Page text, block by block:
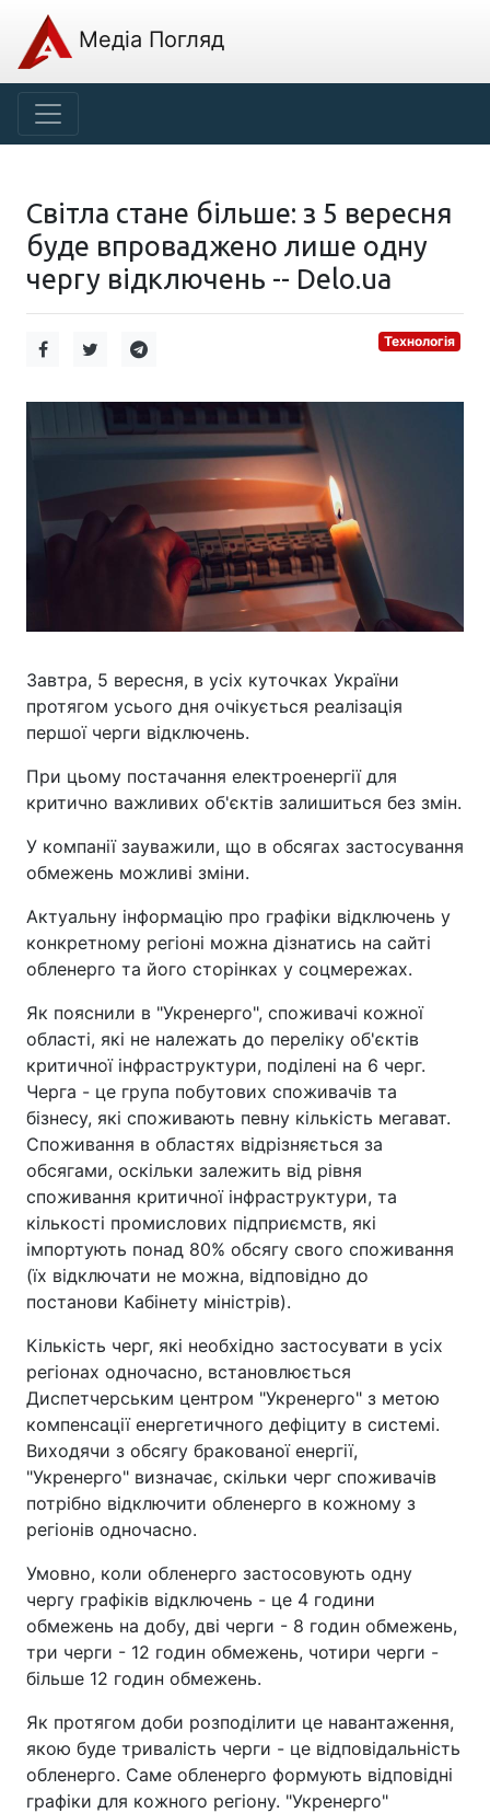
Медіа Погляд
Світла стане більше: з 5 вересня
буде впроваджено лише одну
чергу відключень -- Delo.ua
Технологія
Завтра, 5 вересня, в усіх куточках України
протягом усього дня очікується реалізація
першої черги відключень.
При цьому постачання електроенергії для
критично важливих об'єктів залишиться без змін.
У компанії зауважили, що в обсягах застосування
обмежень можливі зміни.
Актуальну інформацію про графіки відключень у
конкретному регіоні можна дізнатись на сайті
обленерго та його сторінках у соцмережах.
Як пояснили в "Укренерго", споживачі кожної
області, які не належать до переліку об'єктів
критичної інфраструктури, поділені на 6 черг.
Черга - це група побутових споживачів та
бізнесу, які споживають певну кількість мегават.
Споживання в областях відрізняється за
обсягами, оскільки залежить від рівня
споживання критичної інфраструктури, та
кількості промислових підприємств, які
імпортують понад 80% обсягу свого споживання
(їх відключати не можна, відповідно до
постанови Кабінету міністрів).
Кількість черг, які необхідно застосувати в усіх
регіонах одночасно, встановлюється
Диспетчерським центром "Укренерго" з метою
компенсації енергетичного дефіциту в системі.
Виходячи з обсягу бракованої енергії,
"Укренерго" визначає, скільки черг споживачів
потрібно відключити обленерго в кожному з
регіонів одночасно.
Умовно, коли обленерго застосовують одну
чергу графіків відключень - це 4 години
обмежень на добу, дві черги - 8 годин обмежень,
три черги - 12 годин обмежень, чотири черги -
більше 12 годин обмежень.
Як протягом доби розподілити це навантаження,
якою буде тривалість черги - це відповідальність
обленерго. Саме обленерго формують відповідні
графіки для кожного регіону. "Укренерго"